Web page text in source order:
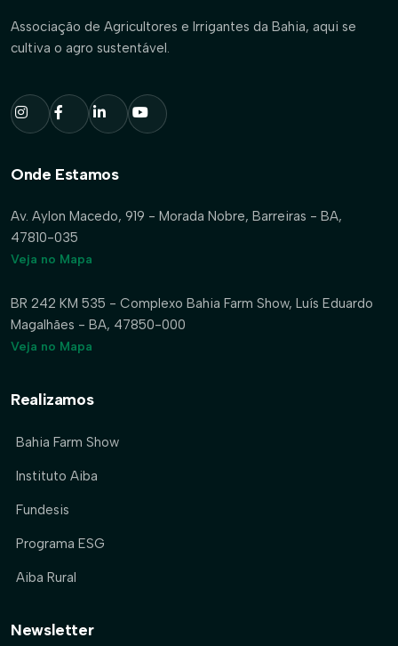
Associação de Agricultores e Irrigantes da Bahia, aqui se
cultiva o agro sustentável.
Onde Estamos
Av. Aylon Macedo, 919 - Morada Nobre, Barreiras - BA,
47810-035
Veja no Mapa
BR 242 KM 535 - Complexo Bahia Farm Show, Luís Eduardo
Magalhães - BA, 47850-000
Veja no Mapa
Realizamos
Bahia Farm Show
Instituto Aiba
Fundesis
Programa ESG
Aiba Rural
Newsletter